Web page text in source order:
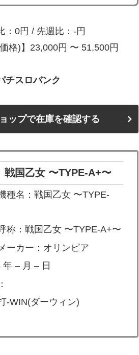
：0円 / 先週比：-円
格)】23,000円 〜 51,500円
チスロバンク
ップで在庫を確認する
戦国乙女 〜TYPE-A+〜
種名：戦国乙女 〜TYPE-
称：戦国乙女 〜TYPE-A+〜
ーカー：オリンピア
– 月 – 日
-WIN(ダーウィン)